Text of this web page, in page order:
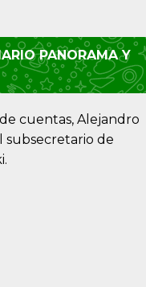
PANORAMA Y
cuentas, Alejandro
subsecretario de